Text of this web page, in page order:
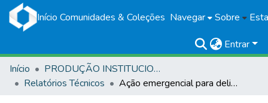
Início Comunidades & Coleções Navegar Sobre
Entrar
Início
PRODUÇÃO INSTITUCIONAL
Relatórios Técnicos
Ação emergencial para delimitação de áreas em alto e muito alto risco a enchentes, inundações e movimentos de massa: Bezerros, Pernambuco